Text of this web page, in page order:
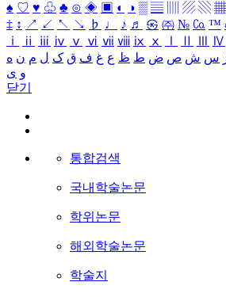
♠ ♡ ♥ ♧ ♣ ⊙ ◈ ▣ ◐ ◑ ▒ ▤ ▨ ▧ ▦
‡ ↕ ↗ ↙ ↖ ↘ ♭ ♩ ♪ ♬ ㉿ ㈜ № ㏇ ™
ⅰ
ⅱ ⅲ ⅳ ⅴ ⅵ ⅶ ⅷ ⅸ ⅹ Ⅳ
س ش ص ض ط ظ ع غ ف ق ک ل م ن ه
و ی
닫기
통합검색
국내학술논문
학위논문
해외학술논문
학술지